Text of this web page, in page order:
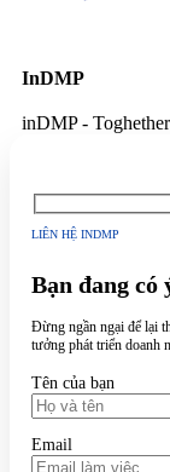
InDMP
inDMP -
LIÊN HỆ INDMP
Bạn đang
Đừng ngần ngại để lại
tưởng phát triển doanh
Tên của bạn
Email